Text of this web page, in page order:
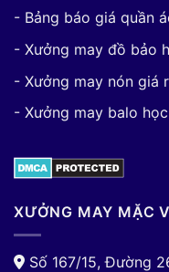
- Bảng báo giá quần
- Xưởng may đồ bảo
- Xưởng may nón giá
- Xưởng may balo
XƯỞNG MAY MẶC
Số 167/15, Đường